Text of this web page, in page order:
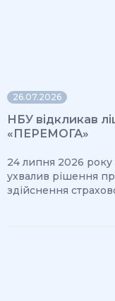
26.07.2026
НБУ відкликав
«ПЕРЕМОГА»
24 липня 2026
ухвалив рішення
здійснення